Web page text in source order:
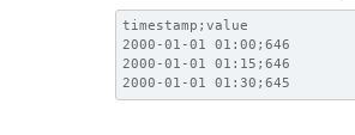
timestamp;value
2000-01-01 01:00;646
2000-01-01 01:15;646
2000-01-01 01:30;645